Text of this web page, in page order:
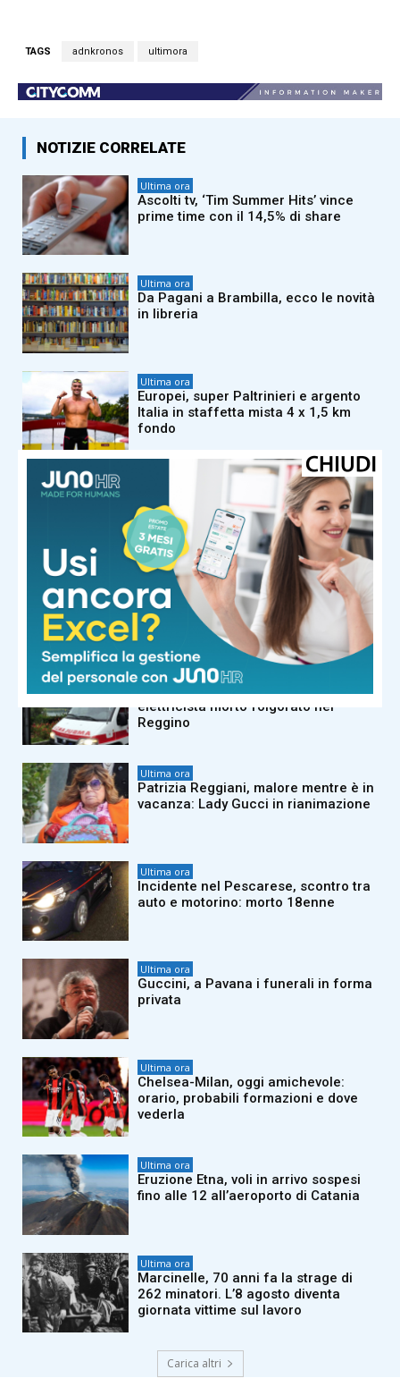
TAGS adnkronos ultimora
NOTIZIE CORRELATE
Ultima ora
Ascolti tv, ‘Tim Summer Hits’ vince
prime time con il 14,5% di share
Ultima ora
Da Pagani a Brambilla, ecco le novità
in libreria
Ultima ora
Europei, super Paltrinieri e argento
Italia in staffetta mista 4 x 1,5 km
fondo
Ballando con le stelle, Alessandro
Matri è il primo concorrente ufficiale
Ultima ora
‘La Ruota della Fortuna’, Gerry Scotti
compie 70 anni e a sorpresa arriva…
Pier Silvio Berlusconi
Ultima ora
elettricista morto folgorato nel
Reggino
Ultima ora
Patrizia Reggiani, malore mentre è in
vacanza: Lady Gucci in rianimazione
Ultima ora
Incidente nel Pescarese, scontro tra
auto e motorino: morto 18enne
Ultima ora
Guccini, a Pavana i funerali in forma
privata
Ultima ora
Chelsea-Milan, oggi amichevole:
orario, probabili formazioni e dove
vederla
Ultima ora
Eruzione Etna, voli in arrivo sospesi
fino alle 12 all’aeroporto di Catania
Ultima ora
Marcinelle, 70 anni fa la strage di
262 minatori. L’8 agosto diventa
giornata vittime sul lavoro
Carica altri